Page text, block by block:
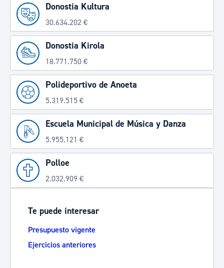
Donostia Kultura
30.634.202 €
Donostia Kirola
18.771.750 €
Polideportivo de Anoeta
5.319.515 €
Escuela Municipal de Música y Danza
5.955.121 €
Polloe
2.032.909 €
Te puede interesar
Presupuesto vigente
Ejercicios anteriores